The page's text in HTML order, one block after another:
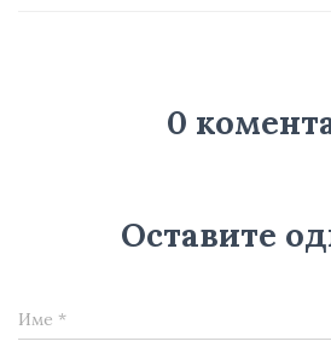
0
Оставите
Име *